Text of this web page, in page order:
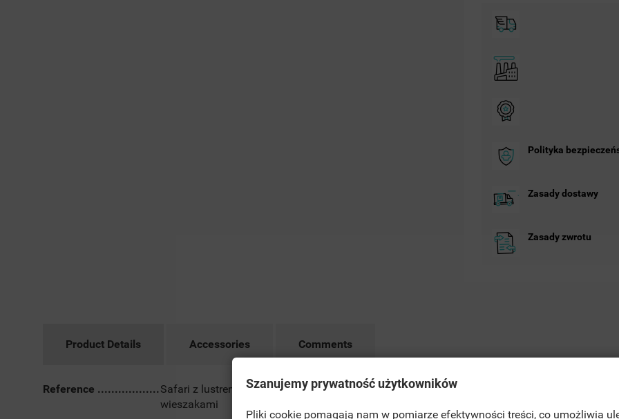
Polityka
Zasady dostawy
Zasady zwrotu
Product Details Accessories Comments
Reference
Safari z lustrem i
wieszakami
Szanujemy prywatność użytkowników
Pliki cookie pomagają nam w pomiarze efektywności treści, co umożliwia